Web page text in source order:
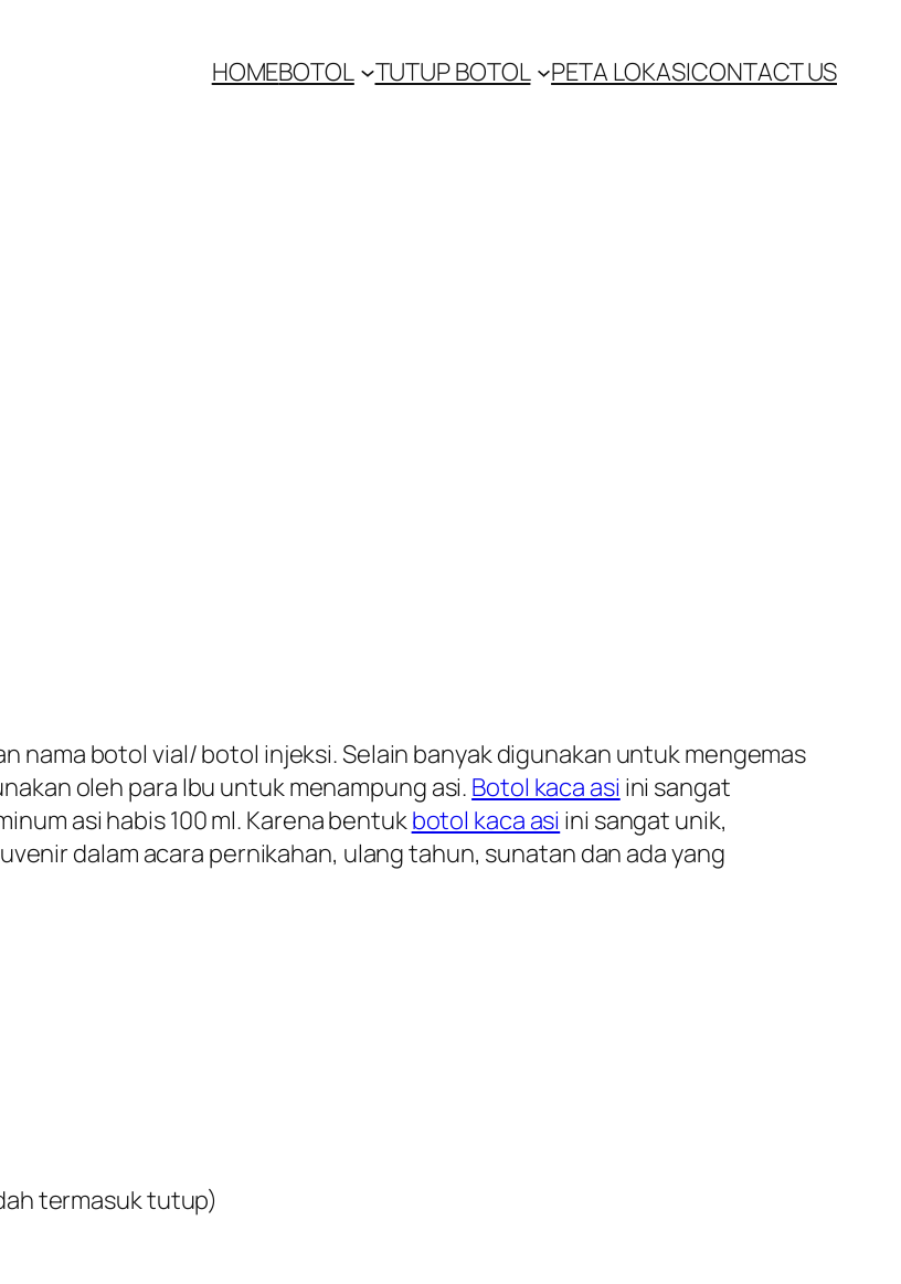
HOMEBOTOL TUTUP BOTOL PETA LOKASICONTACT US
nama botol vial/ botol injeksi. Selain banyak digunakan untuk mengemas
oleh para Ibu untuk menampung asi. Botol kaca asi ini sangat
asi habis 100 ml. Karena bentukbotol kaca asi ini sangat unik,
dalam acara pernikahan, ulang tahun, sunatan dan ada yang
termasuk tutup)